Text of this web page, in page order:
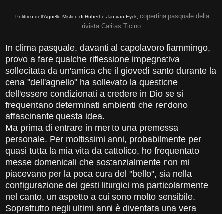
Polittico dell'Agnello Mistico di Hubert e Jan van Eyck, copertina pasquale della
rivista Caritas Ticino
In clima pasquale, davanti al capolavoro fiammingo,
provo a fare qualche riflessione impegnativa
sollecitata da un'amica che il giovedì santo durante la
cena "dell'agnello" ha sollevato la questione
dell'essere condizionati a credere in Dio se si
frequentano determinati ambienti che rendono
affascinante questa idea.
Ma prima di entrare in merito una premessa
personale. Per moltissimi anni, probabilmente per
quasi tutta la mia vita da cattolico, ho frequentato
messe domenicali che sostanzialmente non mi
piacevano per la poca cura del "bello", sia nella
configurazione dei gesti liturgici ma particolarmente
nel canto, un aspetto a cui sono molto sensibile.
Soprattutto negli ultimi anni è diventata una vera